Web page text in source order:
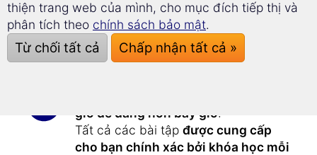
Nhờcông nghệ superlearning
có thểtiến bộ nhanh hơn 44,1%
tập trung tốt hơn.
giờ dễ dàng hơn bây giờ:
Tất cả các bài tập được cung cấp
cho bạn chính xác bởi khóa học mỗi
thiện trang web của mình, cho mục đích tiếp thị và
phân tích theo chính sách bảo mật.
Từ chối tất cả Chấp nhận tất cả »